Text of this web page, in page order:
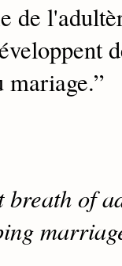
de
mariage.”
of